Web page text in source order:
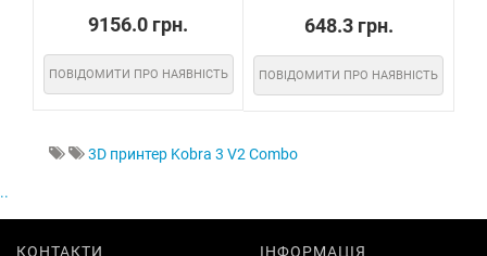
9156.0 грн.
ПОВІДОМИТИ ПРО НАЯВНІСТЬ
648.3 грн.
ПОВІДОМИТИ ПРО НАЯВНІСТЬ
3D принтер Kobra 3 V2 Combo
..
КОНТАКТИ ІНФОРМАЦІЯ